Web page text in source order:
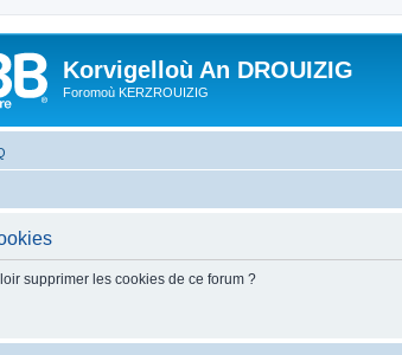
Korvigelloù An DROUIZIG
Foromoù KERZROUIZIG
supprimer les cookies de ce forum ?